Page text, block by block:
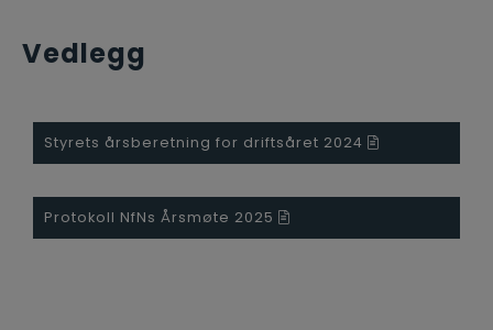
Vedlegg
Styrets årsberetning for driftsåret 2024
Protokoll NfNs Årsmøte 2025